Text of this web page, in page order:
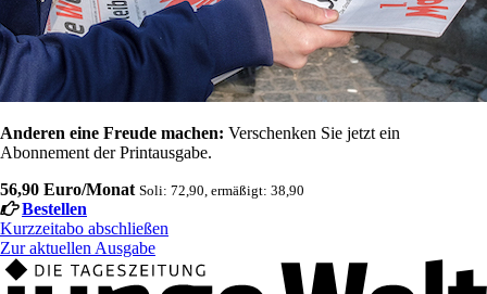
Anderen eine Freude machen: Verschenken Sie jetzt ein
Abonnement der Printausgabe.
56,90 Euro/Monat Soli: 72,90, ermäßigt: 38,90
Bestellen
Kurzzeitabo abschließen
Zur aktuellen Ausgabe